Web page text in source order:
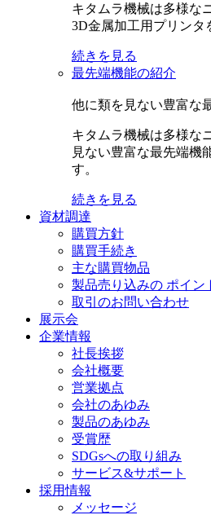
キタムラ機械は多様な
3D金属加工用プリンタ
続きを見る
最先端機能の紹介
他に類を見ない豊富な
キタムラ機械は多様な
見ない豊富な最先端機
す。
続きを見る
資材調達
購買方針
購買手続き
主な購買物品
製品売り込みの ポイン
取引のお問い合わせ
展示会
企業情報
社長挨拶
会社概要
営業拠点
会社のあゆみ
製品のあゆみ
受賞歴
SDGsへの取り組み
サービス&サポート
採用情報
メッセージ